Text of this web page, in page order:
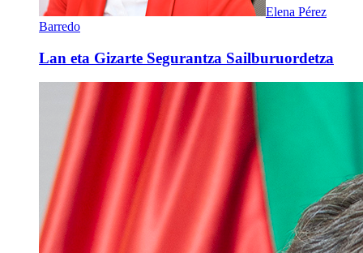
Elena Pérez
Barredo
Lan eta Gizarte Segurantza Sailburuordetza